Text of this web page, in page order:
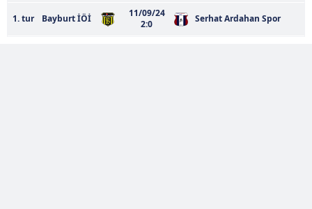
1. tur Bayburt İÖİ
11/09/24
2:0
Serhat Ardahan Spor